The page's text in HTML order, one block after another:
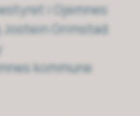
i Gjemnes
Grimstad
kommune